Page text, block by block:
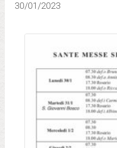
30/01/2023